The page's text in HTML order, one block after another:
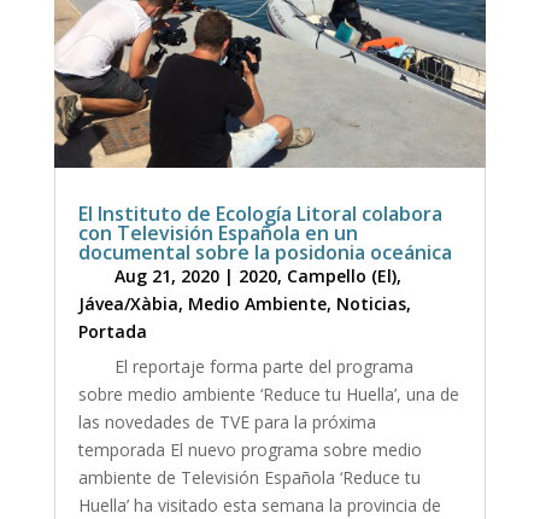
El Instituto de Ecología Litoral colabora
con Televisión Española en un
documental sobre la posidonia oceánica
Aug 21, 2020| 2020, Campello (El),
Jávea/Xàbia, Medio Ambiente, Noticias,
Portada
El reportaje forma parte del programa
sobre medio ambiente ‘Reduce tu Huella’, una de
las novedades de TVE para la próxima
temporada El nuevo programa sobre medio
ambiente de Televisión Española ‘Reduce tu
Huella’ ha visitado esta semana la provincia de